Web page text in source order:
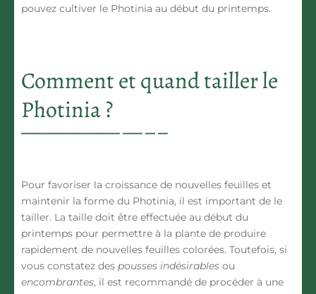
pouvez cultiver le Photinia au début du printemps.
Comment et quand tailler le
Photinia ?
Pour favoriser la croissance de nouvelles feuilles et
maintenir la forme du Photinia, il est important de le
tailler. La taille doit être effectuée au début du
printemps pour permettre à la plante de produire
rapidement de nouvelles feuilles colorées. Toutefois, si
vous constatez des pousses indésirables ou
encombrantes, il est recommandé de procéder à une